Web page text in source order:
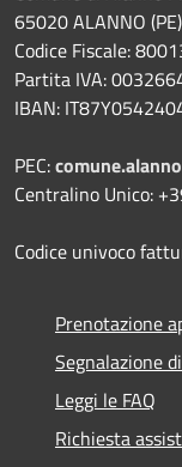
65020 ALANNO (PE)
Codice Fiscale:
Partita IVA:
IBAN:
PEC:
Centralino Unico:
Codice univoco
Prenotazione
Segnalazione
Leggi le FAQ
Richiesta